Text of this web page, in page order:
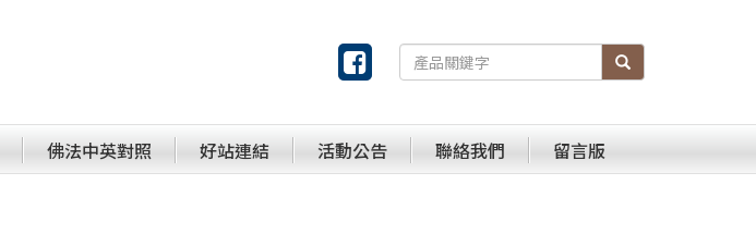
佛法中英對照 好站連結 活動公告 聯絡我們 留言版